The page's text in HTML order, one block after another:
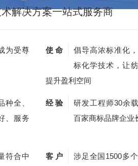
解决方案一站式服务商
为受尊
使 命
倡导高浓标准化
标化学技术，让
提升盈利空间
种全、
、服务
经 验
研发工程师30余
百家商标品牌企业
符合中
客 户
涉足全国1500多